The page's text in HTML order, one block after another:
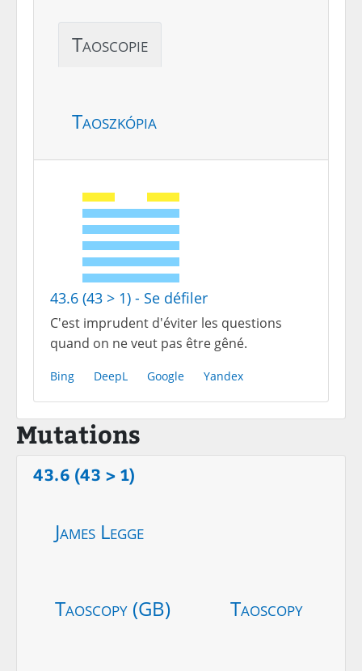
Taoscopie
Taoszkópia
43.6 (43 > 1) - Se défiler
C'est imprudent d'éviter les questions
quand on ne veut pas être gêné.
Bing DeepL Google Yandex
Mutations
43.6 (43 > 1)
James Legge
Taoscopy (GB) Taoscopy